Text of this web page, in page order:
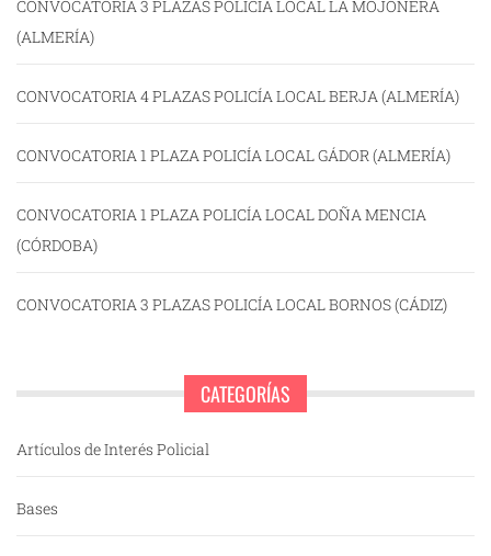
CONVOCATORIA 3 PLAZAS POLICÍA LOCAL LA MOJONERA
(ALMERÍA)
CONVOCATORIA 4 PLAZAS POLICÍA LOCAL BERJA (ALMERÍA)
CONVOCATORIA 1 PLAZA POLICÍA LOCAL GÁDOR (ALMERÍA)
CONVOCATORIA 1 PLAZA POLICÍA LOCAL DOÑA MENCIA
(CÓRDOBA)
CONVOCATORIA 3 PLAZAS POLICÍA LOCAL BORNOS (CÁDIZ)
CATEGORÍAS
Artículos de Interés Policial
Bases